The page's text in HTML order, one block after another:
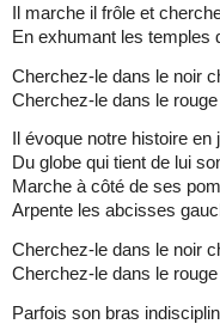
Il marche il frôle et
En exhumant les temples
Cherchez-le dans le noir
Cherchez-le dans le
Il évoque notre histoire
Du globe qui tient de lui
Marche à côté de ses
Arpente les abcisses
Cherchez-le dans le noir
Cherchez-le dans le
Parfois son bras